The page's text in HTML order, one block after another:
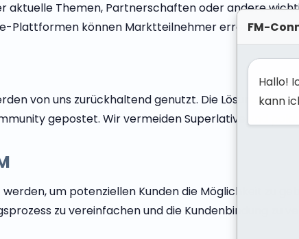
FM-
Hallo!
kann
aktuelle Themen, Partnerschaften oder andere
Plattformen können Marktteilnehmer erreicht
von uns zurückhaltend genutzt. Die Lösungen
gepostet. Wir vermeiden Superlative und
um potenziellen Kunden die Möglichkeit zu
zu vereinfachen und die Kundenbindung zu